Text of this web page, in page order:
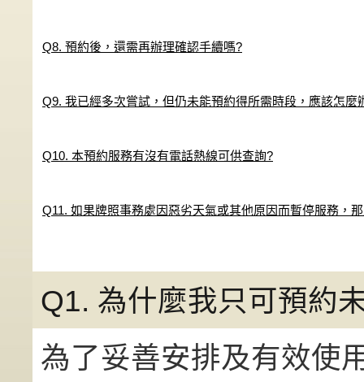
Q8. 預約後，還需再辦理確認手續嗎?
Q9. 我已經多次嘗試，但仍未能預約得所需時段，應該怎麼
Q10. 本預約服務有沒有電話熱線可供查詢?
Q11. 如果牌照事務處因惡劣天氣或其他原因而暫停服務，
Q1. 為什麼我只可預約
為了妥善安排及有效使